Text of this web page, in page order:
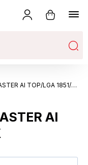
GIGABYTE Z890 A MASTER AI TOP/LGA 1851/E-ATX
AI